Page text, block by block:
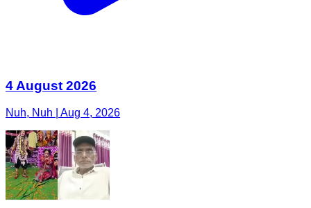
4 August 2026
Nuh, Nuh | Aug 4, 2026